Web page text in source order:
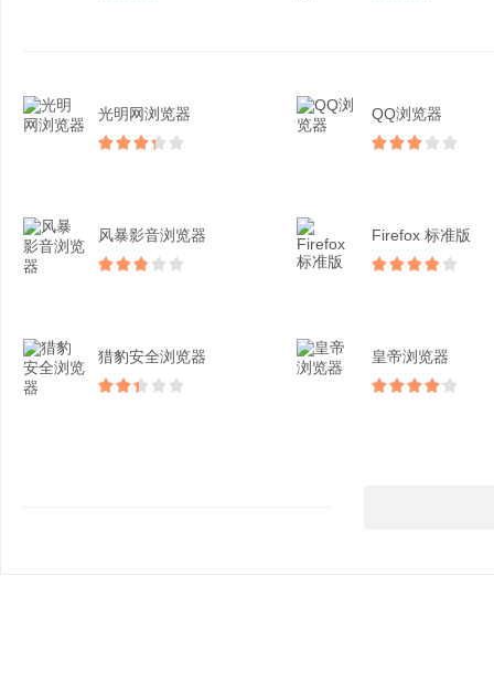
光明网浏览器 QQ浏览器
风暴影音浏览器 Firefox 标准版
猎豹安全浏览器 皇帝浏览器